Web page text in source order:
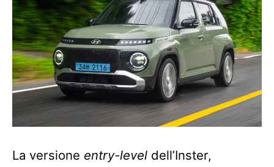
La versione entry-level dell’Inster,